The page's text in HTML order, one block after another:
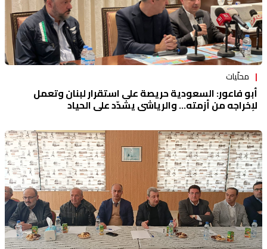
محلّيات
أبو فاعور: السعودية حريصة على استقرار لبنان وتعمل
لإخراجه من أزمته... والرياشي يشدّد على الحياد